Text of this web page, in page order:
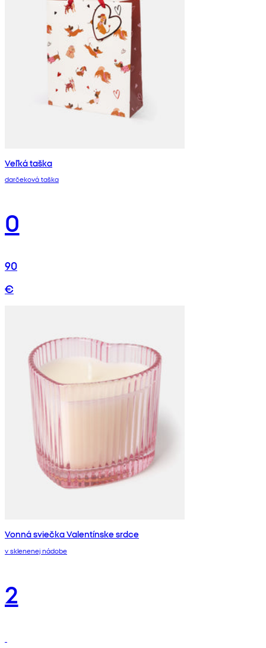
Veľká taška
darčeková taška
0
90
€
Vonná sviečka Valentínske srdce
v sklenenej nádobe
2